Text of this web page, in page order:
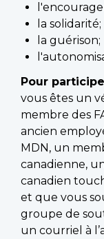
la solidarité;
la guérison;
Pour
vous êtes un
membre des
ancien
MDN, un
canadienne,
canadien
et que vous
groupe de
un courriel à